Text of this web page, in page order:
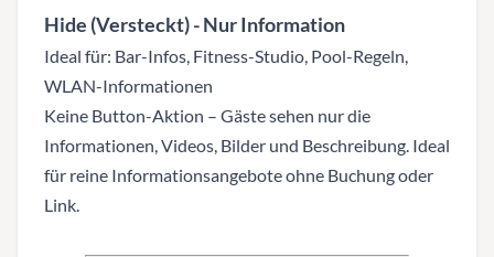
Hide (Versteckt)- Nur Information
Ideal für: Bar-Infos, Fitness-Studio, Pool-Regeln,
WLAN-Informationen
Keine Button-Aktion – Gäste sehen nur die
Informationen, Videos, Bilder und Beschreibung. Ideal
für reine Informationsangebote ohne Buchung oder
Link.